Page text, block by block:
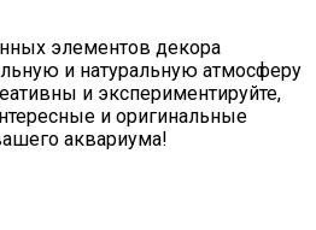
элементов декора
и натуральную атмосферу
и экспериментируйте,
и оригинальные
аквариума!